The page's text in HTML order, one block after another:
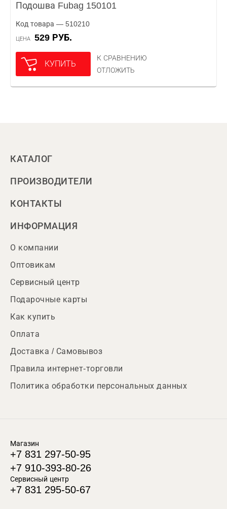
Подошва Fubag 150101
Код товара — 510210
ЦЕНА 529 РУБ.
КУПИТЬ
К СРАВНЕНИЮ
ОТЛОЖИТЬ
КАТАЛОГ
ПРОИЗВОДИТЕЛИ
КОНТАКТЫ
ИНФОРМАЦИЯ
О компании
Оптовикам
Сервисный центр
Подарочные карты
Как купить
Оплата
Доставка / Самовывоз
Правила интернет-торговли
Политика обработки персональных данных
Магазин
+7 831 297-50-95
+7 910-393-80-26
Сервисный центр
+7 831 295-50-67